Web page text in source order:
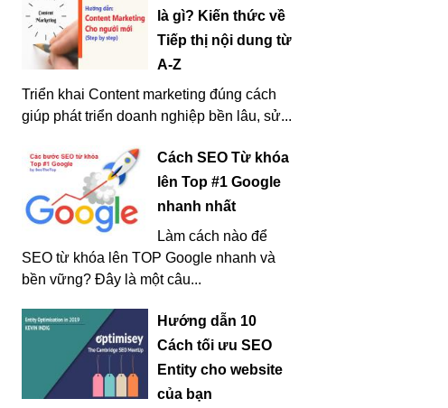
là gì? Kiến thức về
Tiếp thị nội dung từ
A-Z
Triển khai Content marketing đúng cách
giúp phát triển doanh nghiệp bền lâu, sử...
Cách SEO Từ khóa
lên Top #1 Google
nhanh nhất
Làm cách nào để
SEO từ khóa lên TOP Google nhanh và
bền vững? Đây là một câu...
Hướng dẫn 10
Cách tối ưu SEO
Entity cho website
của bạn